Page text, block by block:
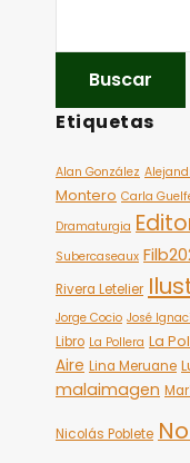
Etiquetas
Alan González
Montero Carla
Dramaturgia
Subercaseaux
Rivera Letelier
Jorge Cocio José
Libro La Pollera La
Aire Lina Meruane
malaimagen
Nicolás Poblete